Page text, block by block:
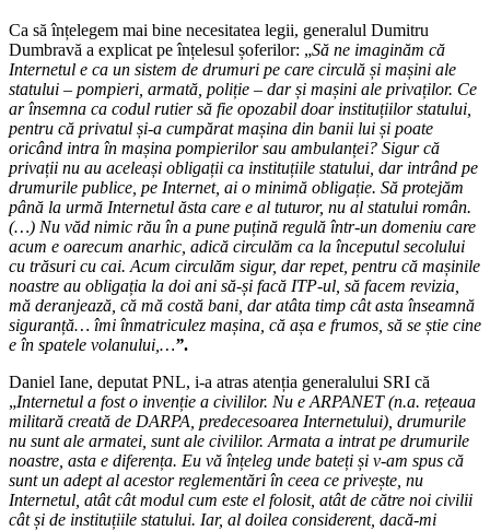
Ca să înțelegem mai bine necesitatea legii, generalul Dumitru
Dumbravă a explicat pe înțelesul șoferilor: „Să ne imaginăm că
Internetul e ca un sistem de drumuri pe care circulă și mașini ale
statului – pompieri, armată, poliție – dar și mașini ale privaților. Ce
ar însemna ca codul rutier să fie opozabil doar instituțiilor statului,
pentru că privatul și-a cumpărat mașina din banii lui și poate
oricând intra în mașina pompierilor sau ambulanței? Sigur că
privații nu au aceleași obligații ca instituțiile statului, dar intrând pe
drumurile publice, pe Internet, ai o minimă obligație. Să protejăm
până la urmă Internetul ăsta care e al tuturor, nu al statului român.
(…) Nu văd nimic rău în a pune puțină regulă într-un domeniu care
acum e oarecum anarhic, adică circulăm ca la începutul secolului
cu trăsuri cu cai. Acum circulăm sigur, dar repet, pentru că mașinile
noastre au obligația la doi ani să-și facă ITP-ul, să facem revizia,
mă deranjează, că mă costă bani, dar atâta timp cât asta înseamnă
siguranță… îmi înmatriculez mașina, că așa e frumos, să se știe cine
e în spatele volanului,…”.
Daniel Iane, deputat PNL, i-a atras atenția generalului SRI că
„Internetul a fost o invenție a civililor. Nu e ARPANET (n.a. rețeaua
militară creată de DARPA, predecesoarea Internetului), drumurile
nu sunt ale armatei, sunt ale civililor. Armata a intrat pe drumurile
noastre, asta e diferența. Eu vă înțeleg unde bateți și v-am spus că
sunt un adept al acestor reglementări în ceea ce privește, nu
Internetul, atât cât modul cum este el folosit, atât de către noi civilii
cât și de instituțiile statului. Iar, al doilea considerent, dacă-mi